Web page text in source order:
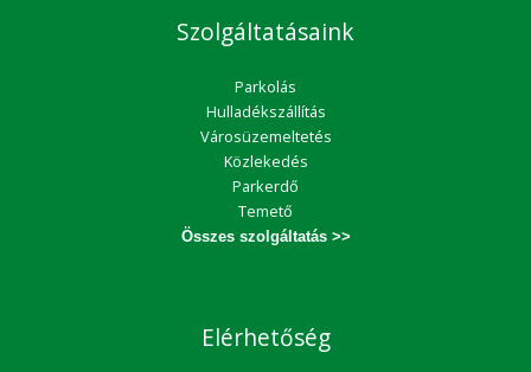
Szolgáltatásaink
Parkolás
Hulladékszállítás
Városüzemeltetés
Közlekedés
Parkerdő
Temető
Összes szolgáltatás >>
Elérhetőség